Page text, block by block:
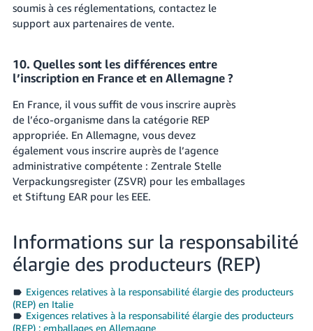
soumis à ces réglementations, contactez le
support aux partenaires de vente.
10. Quelles sont les différences entre
l’inscription en France et en Allemagne ?
En France, il vous suffit de vous inscrire auprès
de l’éco-organisme dans la catégorie REP
appropriée. En Allemagne, vous devez
également vous inscrire auprès de l’agence
administrative compétente : Zentrale Stelle
Verpackungsregister (ZSVR) pour les emballages
et Stiftung EAR pour les EEE.
Informations sur la responsabilité
élargie des producteurs (REP)
Exigences relatives à la responsabilité élargie des producteurs
(REP) en Italie
Exigences relatives à la responsabilité élargie des producteurs
(REP) : emballages en Allemagne